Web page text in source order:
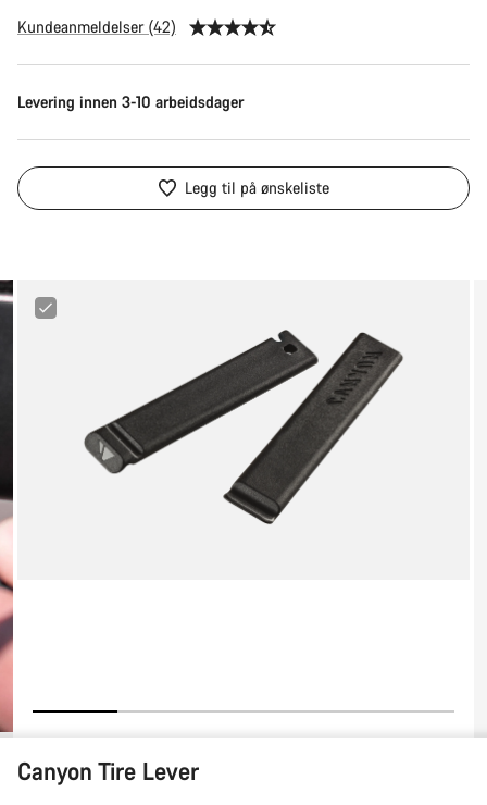
Kundeanmeldelser (42)
Levering innen 3-10 arbeidsdager
Legg til på ønskeliste
Canyon
Canyon Tire Lever